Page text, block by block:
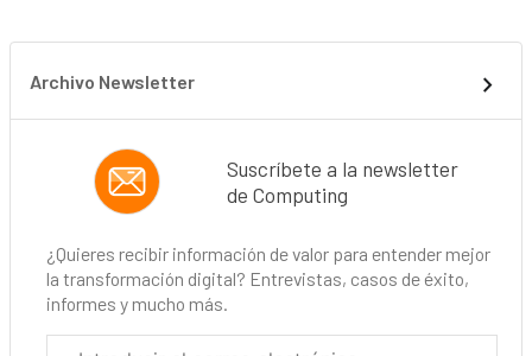
Archivo Newsletter
Suscríbete a la newsletter
de Computing
¿Quieres recibir información de valor para entender mejor
la transformación digital? Entrevistas, casos de éxito,
informes y mucho más.